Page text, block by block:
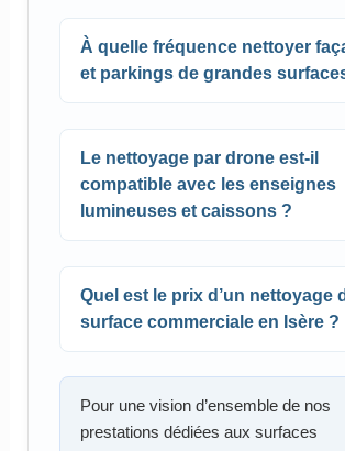
À quelle fréquence nettoyer
et parkings de grandes
Le nettoyage par drone est-il
compatible avec les enseignes
lumineuses et caissons ?
Quel est le prix d’un nettoyage
surface commerciale en Isère ?
Pour une vision d’ensemble de nos
prestations dédiées aux surfaces